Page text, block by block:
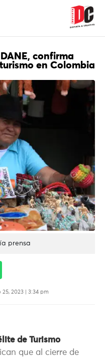
confirma
en Colombia
prensa
25, 2023 | 3:34 pm
de Turismo
que al cierre de